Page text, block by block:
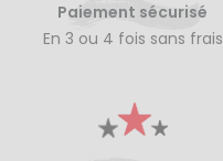
Paiement sécurisé
En 3 ou 4 fois sans frais